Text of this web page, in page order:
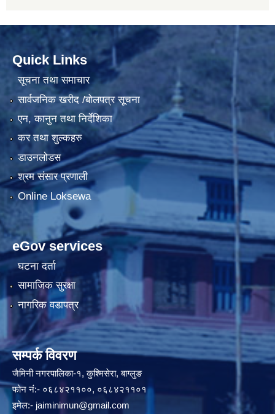
Quick Links
सूचना तथा समाचार
सार्वजनिक खरीद /बोलपत्र सूचना
एन, कानुन तथा निर्देशिका
कर तथा शुल्कहरु
डाउनलोडस
श्रम संसार प्रणाली
Online Loksewa
eGov services
घटना दर्ता
सामाजिक सुरक्षा
नागरिक वडापत्र
सम्पर्क विवरण
जैमिनी नगरपालिका-१, कुश्मिसेरा, बाग्लुङ
फोन नं:- ०६८४२११००, ०६८४२११०१
इमेल:- jaiminimun@gmail.com